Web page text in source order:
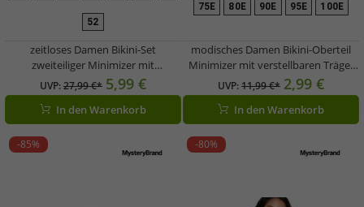
52
zeitloses Damen Bikini-Set
zweiteiliger Minimizer mit
verstellbaren Träger Bademode E-
Körbchen 960209 Schwarz/Weiß
UVP:27,99 €* 5,99 €
In den Warenkorb
75E 80E 90E 95E 100E
modisches Damen Bikini-Oberteil
Minimizer mit verstellbaren Träger
Bademode E-Körbchen 962669
Schwarz/Weiß
UVP:11,99 €* 2,99 €
In den Warenkorb
-85% -80%